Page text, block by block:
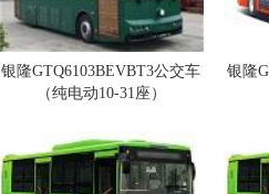
银隆GTQ6103BEVBT3公交车
（纯电动10-31座）
银隆